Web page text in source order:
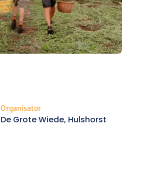
Organisator
De Grote Wiede, Hulshorst